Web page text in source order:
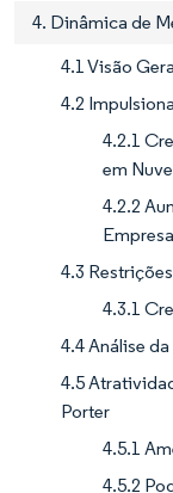
4. Dinâmica de
4.1 Visão
4.2
4.2.1
em
4.2.2
4.3
4.3.1
4.4 Análise
4.5
Porter
4.5.1
4.5.2